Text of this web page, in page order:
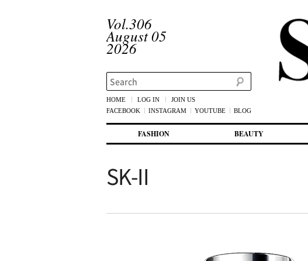
Vol.306
August 05
2026
Search
HOME LOG IN
JOIN US
FACEBOOK
INSTAGRAM YOUTUBE BLOG
첫번째 컨텐츠로 뛰어넘기
두번째 컨텐츠로 뛰어넘기
FASHION BEAUTY
SK-II